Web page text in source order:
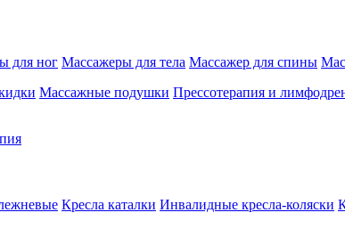
для ног Массажеры для тела Массажер для спины
Массажные подушки Прессотерапия и
Кресла каталки Инвалидные кресла-коляски